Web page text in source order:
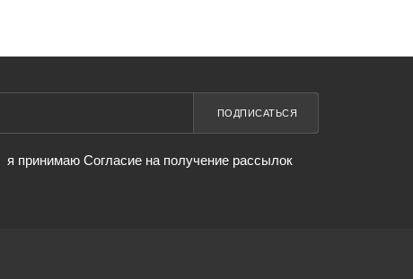
ПОДПИСАТЬСЯ
я принимаю Согласие на получение рассылок